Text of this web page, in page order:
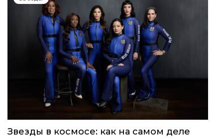
Звезды в космосе: как на самом деле